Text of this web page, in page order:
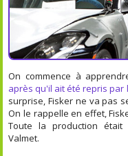
On commence à
après qu'il ait été repris par
surprise, Fisker ne va pas
On le rappelle en effet,
Toute la production était
Valmet.